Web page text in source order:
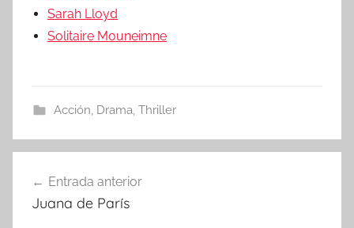
Sarah Lloyd
Solitaire Mouneimne
Acción, Drama, Thriller
Navegación
de
Entrada anterior
Juana de París